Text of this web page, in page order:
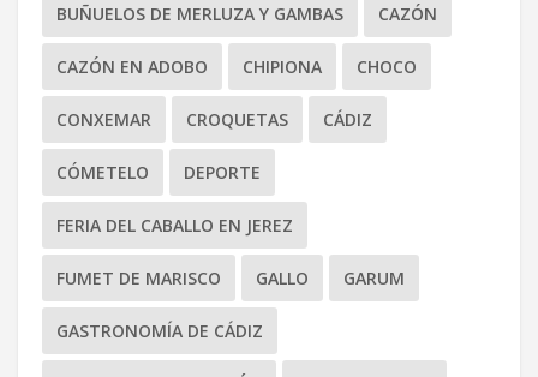
BUÑUELOS DE MERLUZA Y GAMBAS CAZÓN
CAZÓN EN ADOBO CHIPIONA CHOCO
CONXEMAR CROQUETAS CÁDIZ
CÓMETELO DEPORTE
FERIA DEL CABALLO EN JEREZ
FUMET DE MARISCO GALLO GARUM
GASTRONOMÍA DE CÁDIZ